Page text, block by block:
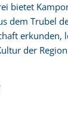
bietet
dem Trubel
erkunden,
der